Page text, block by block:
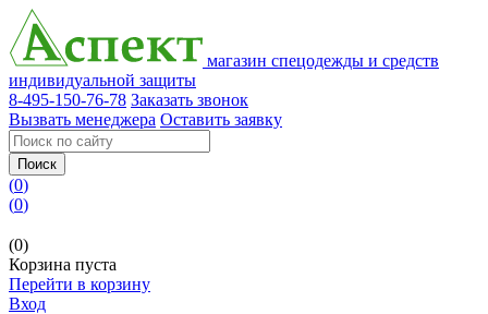
магазин спецодежды и средств
индивидуальной защиты
8-495-150-76-78 Заказать звонок
Вызвать менеджера Оставить заявку
Поиск
(0)
(0)
(0)
Корзина пуста
Перейти в корзину
Вход